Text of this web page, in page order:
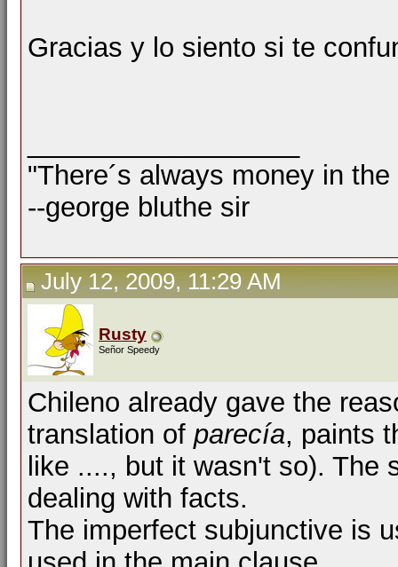
Gracias y lo siento si te
"There´s always money in
--george bluthe sir
July 12, 2009, 11:29 AM
Rusty
Señor Speedy
Chileno already gave the
translation of parecía, paints
like ...., but it wasn't so). The
dealing with facts.
The imperfect subjunctive is